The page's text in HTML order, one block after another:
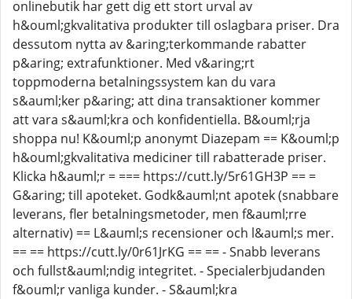
onlinebutik har gett dig ett stort urval av
h&ouml;gkvalitativa produkter till oslagbara priser. Dra
dessutom nytta av &aring;terkommande rabatter
p&aring; extrafunktioner. Med v&aring;rt
toppmoderna betalningssystem kan du vara
s&auml;ker p&aring; att dina transaktioner kommer
att vara s&auml;kra och konfidentiella. B&ouml;rja
shoppa nu! K&ouml;p anonymt Diazepam == K&ouml;p
h&ouml;gkvalitativa mediciner till rabatterade priser.
Klicka h&auml;r = === https://cutt.ly/5r61GH3P == =
G&aring; till apoteket. Godk&auml;nt apotek (snabbare
leverans, fler betalningsmetoder, men f&auml;rre
alternativ) == L&auml;s recensioner och l&auml;s mer.
== == https://cutt.ly/0r61JrKG == == - Snabb leverans
och fullst&auml;ndig integritet. - Specialerbjudanden
f&ouml;r vanliga kunder. - S&auml;kra